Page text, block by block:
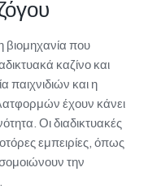
βιομηχανία που
καζίνο και
παιχνιδιών και η
έχουν κάνει
Οι διαδικτυακές
εμπειρίες, όπως
την